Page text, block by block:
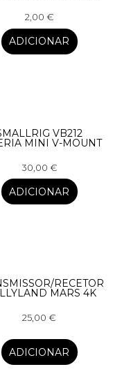
2,00 €
ADICIONAR
VB212
MINI V-MOUNT
30,00 €
ADICIONAR
RECETOR
MARS 4K
25,00€
ADICIONAR